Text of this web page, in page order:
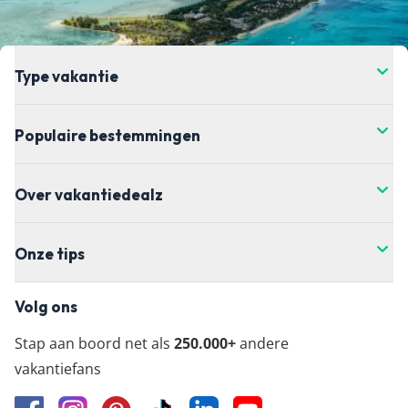
Type vakantie
Populaire bestemmingen
Over vakantiedealz
Onze tips
Volg ons
Stap aan boord net als 250.000+andere
vakantiefans